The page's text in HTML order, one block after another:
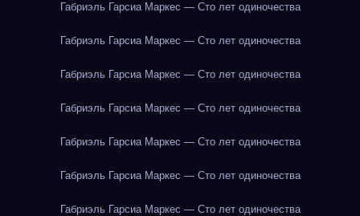
Габриэль Гарсиа Маркес — Сто лет одиночества
Габриэль Гарсиа Маркес — Сто лет одиночества
Габриэль Гарсиа Маркес — Сто лет одиночества
Габриэль Гарсиа Маркес — Сто лет одиночества
Габриэль Гарсиа Маркес — Сто лет одиночества
Габриэль Гарсиа Маркес — Сто лет одиночества
Габриэль Гарсиа Маркес — Сто лет одиночества